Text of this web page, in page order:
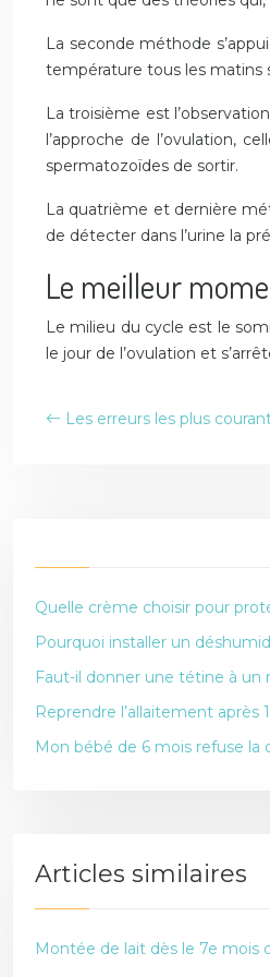
La seconde méthode
température tous les matins
La troisième est
l’approche de l’ovulation,
spermatozoïdes de sortir.
La quatrième et dernière
de détecter dans l’urine la
Le meilleur
Le milieu du cycle est le
le jour de l’ovulation et
Les erreurs les plus
Quelle crème choisir pour
Pourquoi installer un
Faut-il donner une tétine à un
Reprendre l’allaitement après
Mon bébé de 6 mois refuse la
Articles similaires
Montée de lait dès le 7e mois